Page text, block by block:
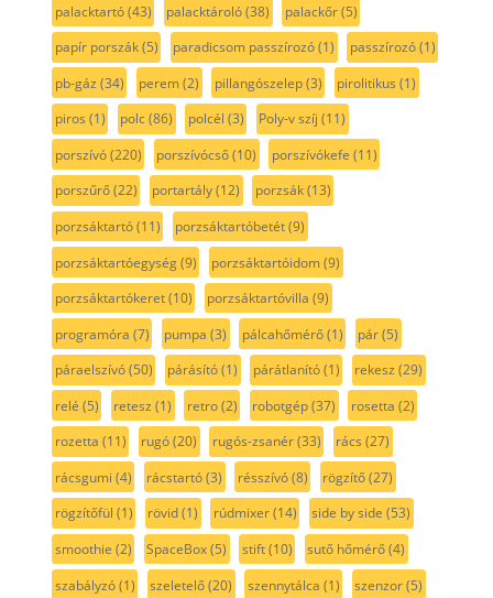
palacktartó(43) palacktároló(38) palackőr(5)
papír porszák(5) paradicsom passzírozó(1) passzírozó(1)
pb-gáz (34) perem(2) pillangószelep(3) pirolitikus (1)
piros (1) polc(86) polcél (3) Poly-v szíj (11)
porszívó(220) porszívócső(10) porszívókefe (11)
porszűrő(22) portartály(12) porzsák(13)
porzsáktartó(11) porzsáktartóbetét(9)
porzsáktartóegység(9) porzsáktartóidom(9)
porzsáktartókeret(10) porzsáktartóvilla (9)
programóra (7) pumpa (3) pálcahőmérő(1) pár(5)
páraelszívó(50) párásító(1) párátlanító(1) rekesz (29)
relé (5) retesz (1) retro(2) robotgép(37) rosetta (2)
rozetta (11) rugó(20) rugós-zsanér(33) rács (27)
rácsgumi (4) rácstartó(3) résszívó(8) rögzítő(27)
rögzítőfül (1) rövid(1) rúdmixer(14) side by side (53)
smoothie (2) SpaceBox(5) stift(10) sutő hőmérő(4)
szabályzó(1) szeletelő(20) szennytálca (1) szenzor(5)